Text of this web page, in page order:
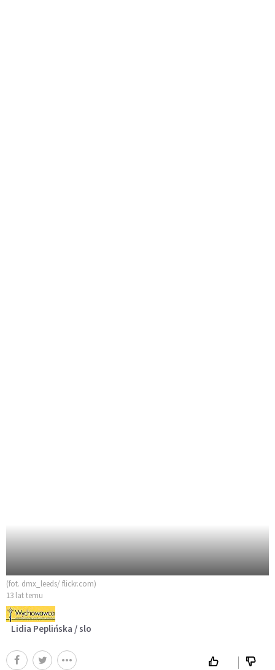
(fot. dmx_leeds/ flickr.com)
13 lat temu
Lidia Peplińska / slo